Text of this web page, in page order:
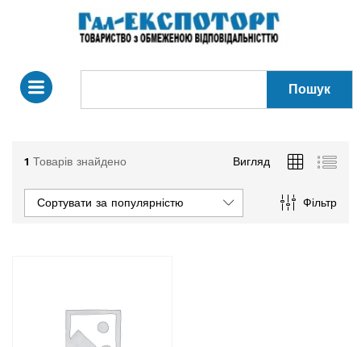
Пошук
1 Товарів знайдено Вигляд
Фільтр
Сортувати за популярністю